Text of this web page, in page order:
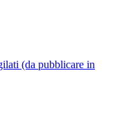
(da pubblicare in